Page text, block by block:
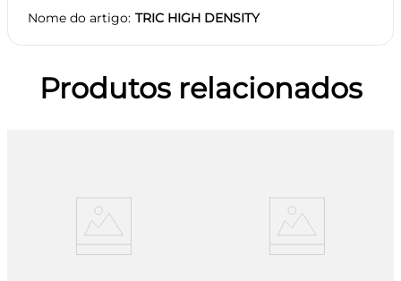
Nome do artigo TRIC HIGH DENSITY
Produtos relacionados